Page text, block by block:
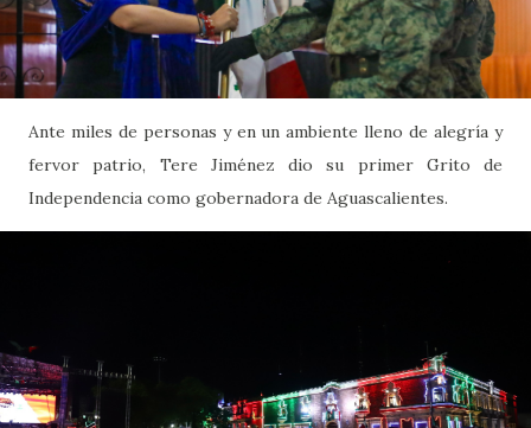
Ante miles de personas y en un ambiente lleno de alegría y
fervor patrio, Tere Jiménez dio su primer Grito de
Independencia como gobernadora de Aguascalientes.